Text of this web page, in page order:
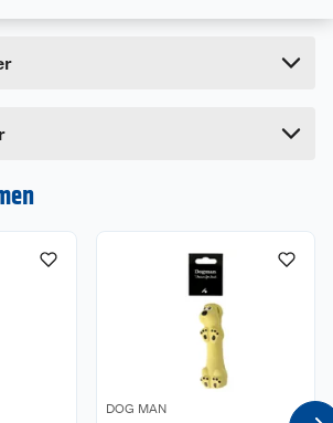
har ikke fått noen omtale ennå.
DOG MAN